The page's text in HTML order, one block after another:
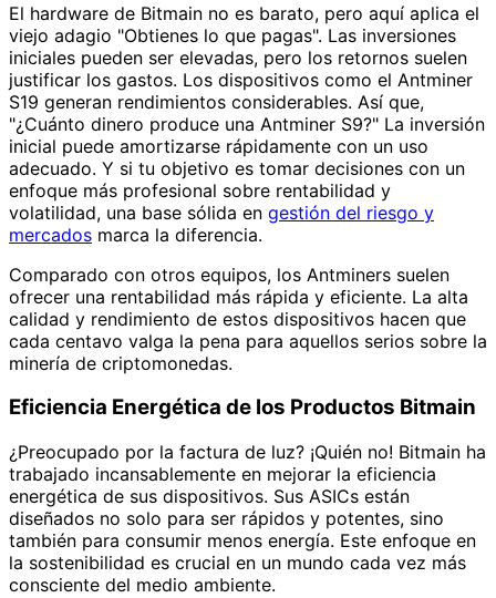
El hardware de Bitmain no es barato, pero aquí aplica el
viejo adagio "Obtienes lo que pagas". Las inversiones
iniciales pueden ser elevadas, pero los retornos suelen
justificar los gastos. Los dispositivos como el Antminer
S19 generan rendimientos considerables. Así que,
"¿Cuánto dinero produce una Antminer S9?" La inversión
inicial puede amortizarse rápidamente con un uso
adecuado. Y si tu objetivo es tomar decisiones con un
enfoque más profesional sobre rentabilidad y
volatilidad, una base sólida en gestión del riesgo y
mercados marca la diferencia.
Comparado con otros equipos, los Antminers suelen
ofrecer una rentabilidad más rápida y eficiente. La alta
calidad y rendimiento de estos dispositivos hacen que
cada centavo valga la pena para aquellos serios sobre la
minería de criptomonedas.
Eficiencia Energética de los Productos Bitmain
¿Preocupado por la factura de luz? ¡Quién no! Bitmain ha
trabajado incansablemente en mejorar la eficiencia
energética de sus dispositivos. Sus ASICs están
diseñados no solo para ser rápidos y potentes, sino
también para consumir menos energía. Este enfoque en
la sostenibilidad es crucial en un mundo cada vez más
consciente del medio ambiente.